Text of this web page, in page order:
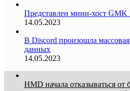
Представлен мини-хост GMK
14.05.2023
В Discord произошла массовая
данных
14.05.2023
HMD начала отказываться от